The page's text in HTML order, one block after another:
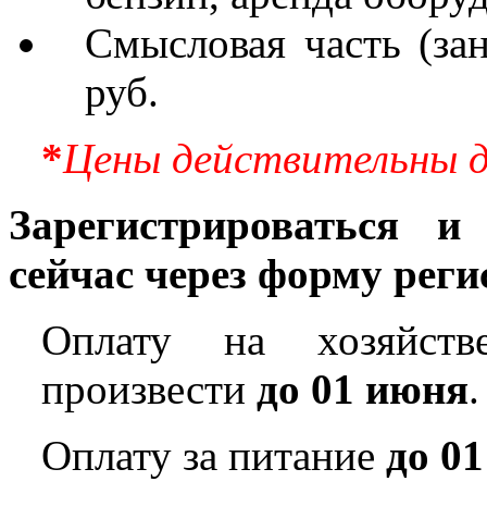
Смысловая часть
руб.
*Цены действительны
Зарегистрироваться
сейчас через форму
Оплату на
произвести до 01 июня.
Оплату за питание до